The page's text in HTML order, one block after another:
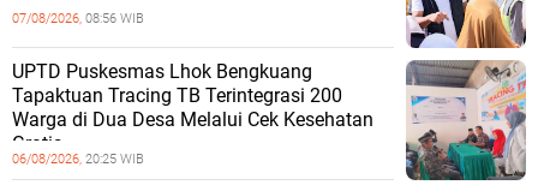
07/08/2026, 08:56 WIB
UPTD Puskesmas Lhok Bengkuang
Tapaktuan ‎Tracing TB Terintegrasi 200
Warga di Dua Desa Melalui Cek Kesehatan
Gratis
06/08/2026, 20:25 WIB